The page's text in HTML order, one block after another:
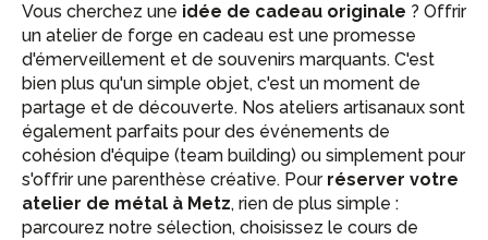
Vous cherchez une idée de cadeau originale ? Offrir
un atelier de forge en cadeau est une promesse
d'émerveillement et de souvenirs marquants. C'est
bien plus qu'un simple objet, c'est un moment de
partage et de découverte. Nos ateliers artisanaux sont
également parfaits pour des événements de
cohésion d'équipe (team building) ou simplement pour
s'offrir une parenthèse créative. Pour réserver votre
atelier de métal à Metz, rien de plus simple :
parcourez notre sélection, choisissez le cours de